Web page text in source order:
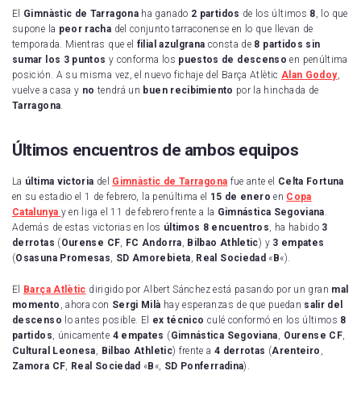
El Gimnàstic de Tarragona ha ganado 2 partidos de los últimos 8, lo que
supone la peor racha del conjunto tarraconense en lo que llevan de
temporada. Mientras que el filial azulgrana consta de 8 partidos sin
sumar los 3 puntos y conforma los puestos de descenso en penúltima
posición. A su misma vez, el nuevo fichaje del Barça Atlètic Alan Godoy,
vuelve a casa y no tendrá un buen recibimiento por la hinchada de
Tarragona.
Últimos encuentros de ambos equipos
La última victoria del Gimnàstic de Tarragona fue ante el Celta Fortuna
en su estadio el 1 de febrero, la penúltima el 15 de enero en Copa
Catalunya y en liga el 11 de febrero frente a la Gimnástica Segoviana.
Además de estas victorias en los últimos 8 encuentros, ha habido 3
derrotas ( Ourense CF, FC Andorra, Bilbao Athletic) y 3 empates
(Osasuna Promesas, SD Amorebieta, Real Sociedad « B«).
El Barça Atlètic dirigido por Albert Sánchez está pasando por un gran mal
momento , ahora con Sergi Milà hay esperanzas de que puedan salir del
descenso lo antes posible. El ex técnico culé conformó en los últimos 8
partidos, únicamente 4 empates ( Gimnástica Segoviana, Ourense CF,
Cultural
Leonesa, Bilbao Athletic) frente a 4 derrotas (Arenteiro ,
Zamora CF, Real Sociedad «B«, SD Ponferradina).